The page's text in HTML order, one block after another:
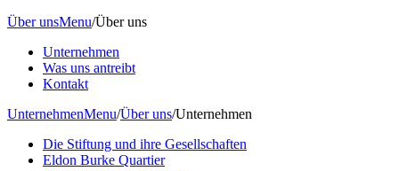
Über unsMenu/Über uns
Unternehmen
Was uns antreibt
Kontakt
UnternehmenMenu/Über uns/Unternehmen
Die Stiftung und ihre Gesellschaften
Eldon Burke Quartier